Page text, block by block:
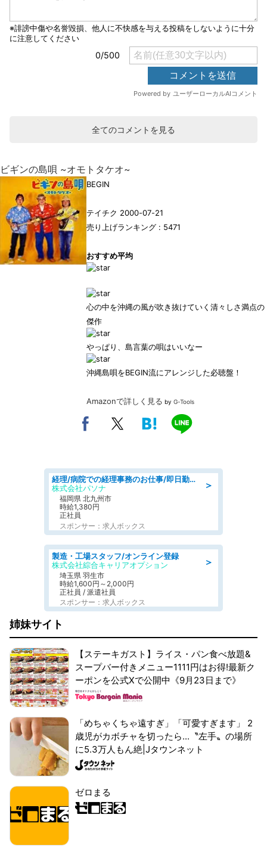
全てのコメントを見る
ビギンの島唄 ~オモトタケオ~
BEGIN
テイチク 2000-07-21
売り上げランキング : 5471
おすすめ平均
心の中を沖縄の風が吹き抜けていく清々しさ満点の
傑作
やっぱり、島言葉の唄はいいなー
沖縄島唄をBEGIN流にアレンジした必聴盤！
Amazonで詳しく見る by G-Tools
＞
経理/病院での経理事務のお仕事/即日勤務可/車通勤可/経理/一般事務
株式会社パソナ
福岡県 北九州市
時給1,380円
正社員
スポンサー：求人ボックス
＞
製造・工場スタッフ/オンライン登録
株式会社綜合キャリアオプション
埼玉県 羽生市
時給1,600円～2,000円
正社員 / 派遣社員
スポンサー：求人ボックス
姉妹サイト
【ステーキガスト】ライス・パン食べ放題&
スープバー付きメニュー1111円はお得!最新ク
ーポンを公式Xで公開中《9月23日まで》
「めちゃくちゃ遠すぎ」「可愛すぎます」 2
歳児がカボチャを切ったら...〝左手〟の場所
に5.3万人もん絶|Jタウンネット
ゼロまる